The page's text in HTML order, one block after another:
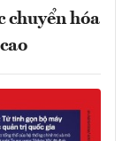
chuyển hóa